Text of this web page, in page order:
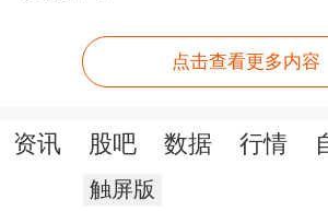
路径，培育一批能源行业
标准，培养一批能源与人
人才，探索建立能源领域
点击查看更多内容
资讯 股吧 数据 行情
触屏版